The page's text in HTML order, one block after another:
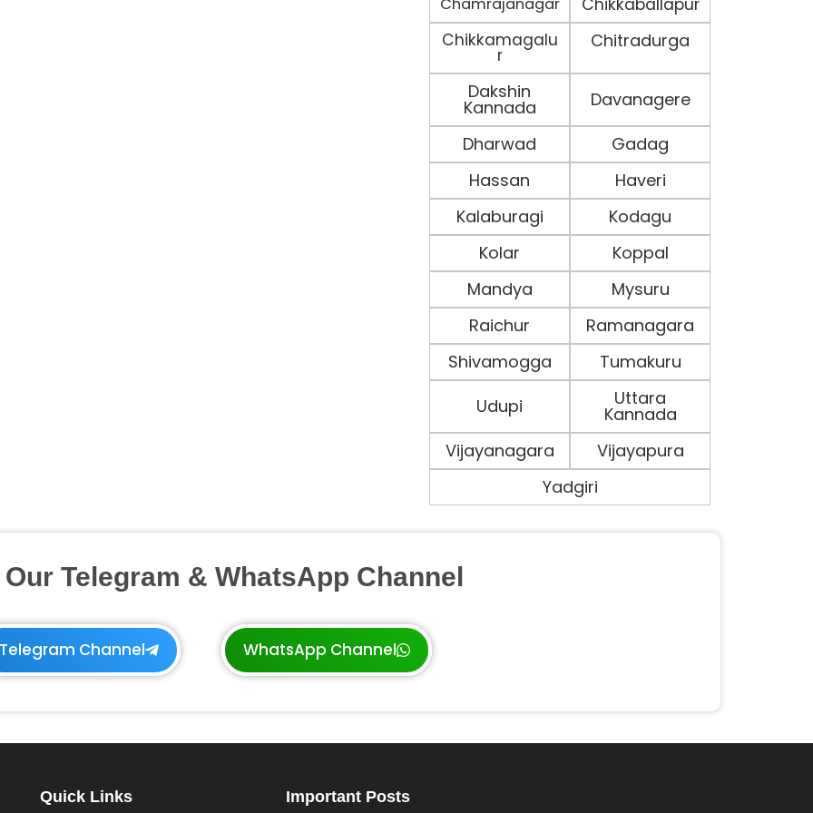
Chikkaballapur
Chikkamagalu
r
Chitradurga
Dakshin
Kannada
Davanagere
Dharwad
Gadag
Hassan
Haveri
Kalaburagi
Kodagu
Kolar
Koppal
Mandya
Mysuru
Raichur
Ramanagara
Shivamogga
Tumakuru
Udupi
Uttara
Kannada
Vijayanagara
Vijayapura
Yadgiri
Telegram & WhatsApp Channel
Telegram Channel WhatsApp Channel
Quick Links Important Posts